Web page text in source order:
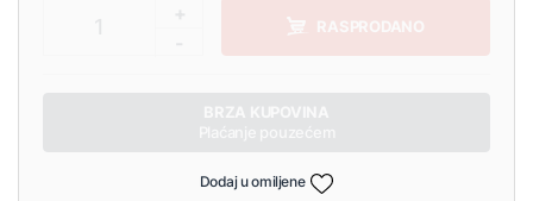
RASPRODANO
Dodaj u omiljene